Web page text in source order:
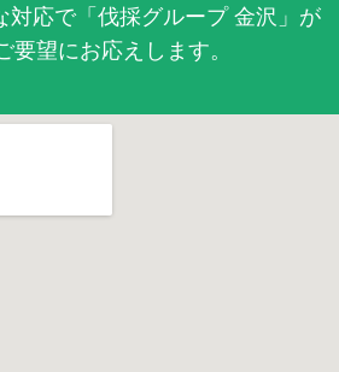
対応で「伐採グループ 金沢」が
要望にお応えします。